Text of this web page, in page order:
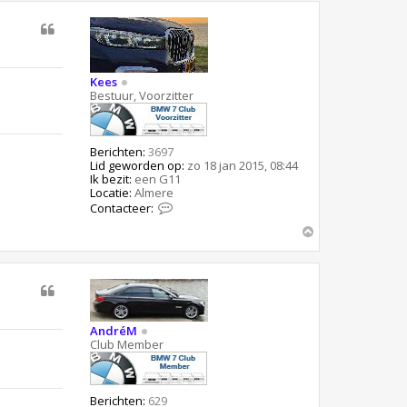
7
6
0
i
Kees
Bestuur, Voorzitter
Berichten: 3697
Lid geworden op: zo 18 jan 2015, 08:44
Ik bezit: een G11
Locatie: Almere
Contacteer:
a
t
e
e
e
e
s
h
AndréM
Club Member
Berichten: 629